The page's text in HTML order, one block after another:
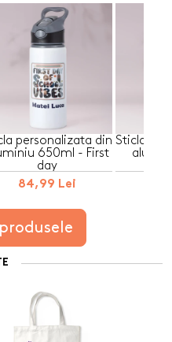
personalizata din
650ml - First
day
84,99 Lei
Sticla